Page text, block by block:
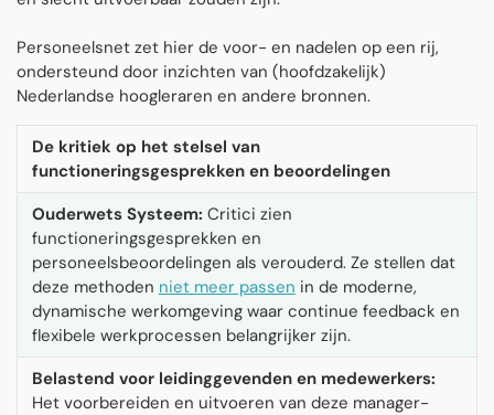
Personeelsnet zet hier de voor- en nadelen op een rij,
ondersteund door inzichten van (hoofdzakelijk)
Nederlandse hoogleraren en andere bronnen.
De kritiek op het stelsel van
functioneringsgesprekken en beoordelingen
Ouderwets Systeem: Critici zien
functioneringsgesprekken en
personeelsbeoordelingen als verouderd. Ze stellen dat
deze methoden niet meer passen in de moderne,
dynamische werkomgeving waar continue feedback en
flexibele werkprocessen belangrijker zijn.
Belastend voor leidinggevenden en medewerkers:
Het voorbereiden en uitvoeren van deze manager-